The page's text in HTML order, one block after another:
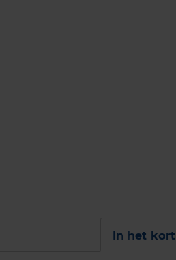
In het kort